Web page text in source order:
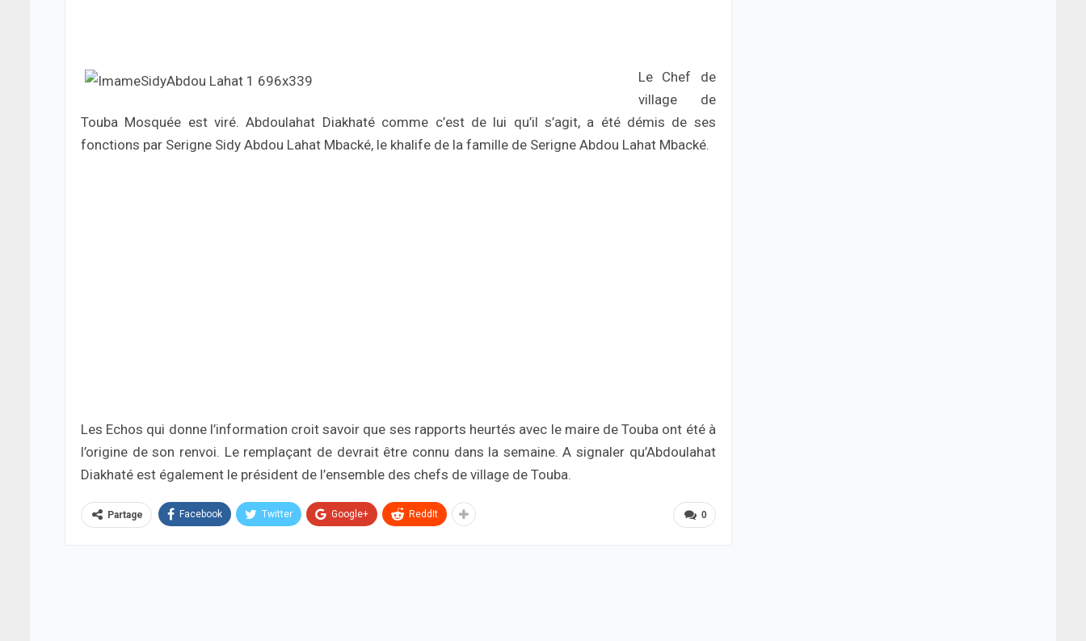
Le Chef de
village de
Touba Mosquée est viré. Abdoulahat Diakhaté comme c’est de lui qu’il s’agit, a été démis de ses
fonctions par Serigne Sidy Abdou Lahat Mbacké, le khalife de la famille de Serigne Abdou Lahat Mbacké.
Les Echos qui donne l’information croit savoir que ses rapports heurtés avec le maire de Touba ont été à
l’origine de son renvoi. Le remplaçant de devrait être connu dans la semaine. A signaler qu’Abdoulahat
Diakhaté est également le président de l’ensemble des chefs de village de Touba.
0
Partage Facebook Twitter Google+ ReddIt